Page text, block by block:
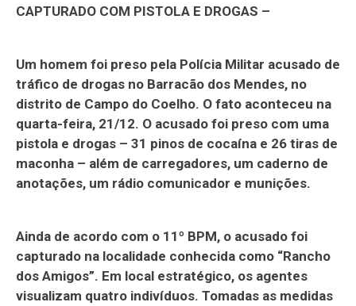
CAPTURADO COM PISTOLA E DROGAS –
Um homem foi preso pela Polícia Militar acusado de
tráfico de drogas no Barracão dos Mendes, no
distrito de Campo do Coelho. O fato aconteceu na
quarta-feira, 21/12. O acusado foi preso com uma
pistola e drogas – 31 pinos de cocaína e 26 tiras de
maconha – além de carregadores, um caderno de
anotações, um rádio comunicador e munições.
Ainda de acordo com o 11º BPM, o acusado foi
capturado na localidade conhecida como “Rancho
dos Amigos”. Em local estratégico, os agentes
visualizam quatro indivíduos. Tomadas as medidas